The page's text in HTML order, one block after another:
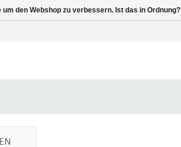
den Webshop zu verbessern. Ist das in Ordnung?